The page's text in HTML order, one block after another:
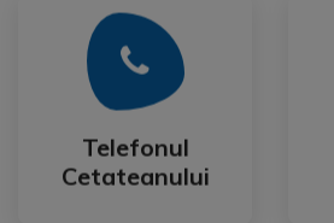
Telefonul
Cetateanului
Telefonul
Cetateanului
Mai Mult